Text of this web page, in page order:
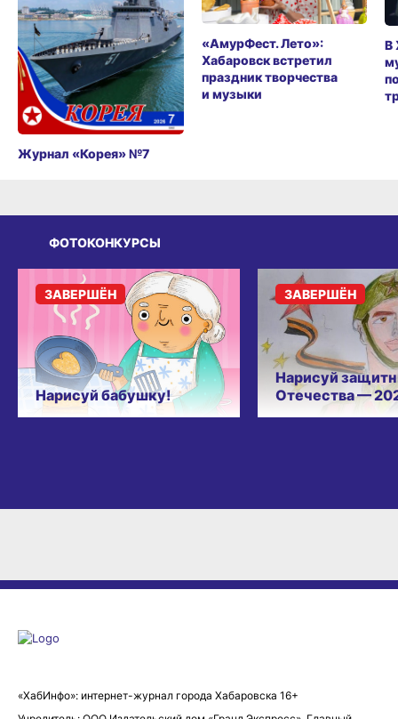
Журнал «Корея» №7
«АмурФест. Лето»:
Хабаровск встретил
праздник творчества
и музыки
В
ФОТОКОНКУРСЫ
Нарисуй бабушку!
ЗАВЕРШЁН
Нарисуй
Отечества —
ЗАВЕРШЁН
«ХабИнфо»: интернет-журнал города Хабаровска 16+